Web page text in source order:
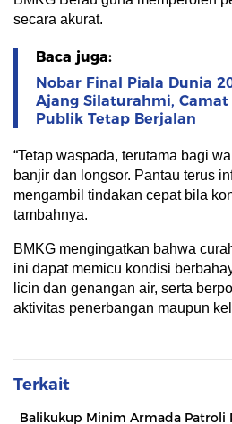
secara akurat.
Baca juga:
Nobar Final Piala Dunia
Ajang Silaturahmi,
Publik Tetap Berjalan
“Tetap waspada, terutama bagi
banjir dan longsor. Pantau terus
mengambil tindakan cepat bila
tambahnya.
BMKG mengingatkan bahwa
ini dapat memicu kondisi
licin dan genangan air, serta
aktivitas penerbangan maupun
Terkait
Balikukup Minim Armada Patroli